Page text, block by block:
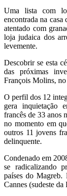
Uma lista com
encontrada na
atentado com
loja judaica dos
levemente.
Descobrir se esta
das próximas
François Molins, no
O perfil dos 12
gera inquietação
francês de 33 anos
no momento em
outros 11 jovens
delinquente.
Condenado em
se radicalizando
países do
Cannes (sudeste